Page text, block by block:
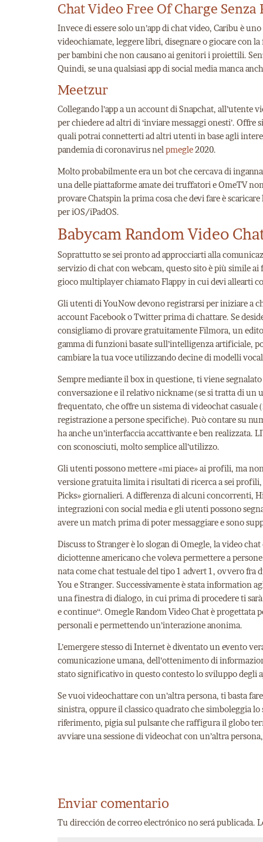
Chat Video Free Of Charge
Invece di essere solo un’app di chat video, Caribu è
videochiamate, leggere libri, disegnare o giocare con
per bambini che non causano ai genitori i proiettili.
Quindi, se una qualsiasi app di social media manca
Meetzur
Collegando l’app a un account di Snapchat, all’utente
per chiedere ad altri di ‘inviare messaggi onesti’.
quali potrai connetterti ad altri utenti in base agli
pandemia di coronavirus nel pmegle2020.
Molto probabilmente era un bot che cercava di
una delle piattaforme amate dei truffatori e OmeTV
provare Chatspin la prima cosa che devi fare è
per iOS/iPadOS.
Babycam Random Video
Soprattutto se sei pronto ad approcciarti alla
servizio di chat con webcam, questo sito è più simile
gioco multiplayer chiamato Flappy in cui devi allearti
Gli utenti di YouNow devono registrarsi per iniziare a
account Facebook o Twitter prima di chattare. Se
consigliamo di provare gratuitamente Filmora, un
gamma di funzioni basate sull’intelligenza artificiale,
cambiare la tua voce utilizzando decine di modelli
Sempre mediante il box in questione, ti viene
conversazione e il relativo nickname (se si tratta di
frequentato, che offre un sistema di videochat
registrazione a persone specifiche). Può contare su
ha anche un’interfaccia accattivante e ben realizzata.
con sconosciuti, molto semplice all’utilizzo.
Gli utenti possono mettere «mi piace» ai profili, ma
versione gratuita limita i risultati di ricerca a sei
Picks» giornalieri. A differenza di alcuni concorrenti,
integrazioni con social media e gli utenti possono
avere un match prima di poter messaggiare e sono
Discuss to Stranger è lo slogan di Omegle, la video
diciottenne americano che voleva permettere a
nata come chat testuale del tipo 1 advert 1, ovvero
You e Stranger. Successivamente è stata information
una finestra di dialogo, in cui prima di procedere ti
e continue“. Omegle Random Video Chat è
personali e permettendo un’interazione anonima.
L’emergere stesso di Internet è diventato un evento
comunicazione umana, dell’ottenimento di
stato significativo in questo contesto lo sviluppo degli
Se vuoi videochattare con un’altra persona, ti basta
sinistra, oppure il classico quadrato che simboleggia
riferimento, pigia sul pulsante che raffigura il globo
avviare una sessione di videochat con un’altra
Enviar comentario
Tu dirección de correo electrónico no será publicada.